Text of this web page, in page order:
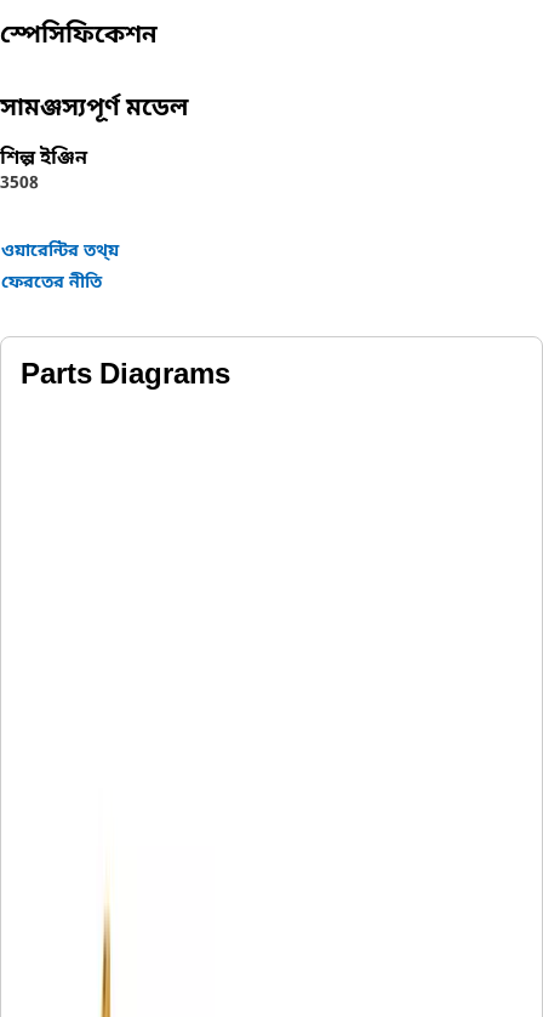
স্পেসিফিকেশন
সামঞ্জস্যপূর্ণ মডেল
শিল্প ইঞ্জিন
3508
ওয়ারেন্টির তথ্য়
ফেরতের নীতি
Parts Diagrams